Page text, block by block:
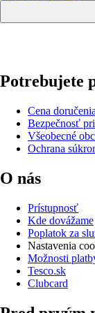
Potrebujete
Cena doručenia
Bezpečnosť
Všeobecné
Ochrana
O nás
Prístupnosť
Kde dovážame
Poplatok za
Nastavenia
Možnosti
Tesco.sk
Clubcard